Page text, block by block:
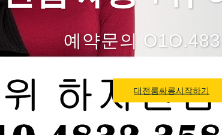
예약문의
대전룸싸롱시작하기